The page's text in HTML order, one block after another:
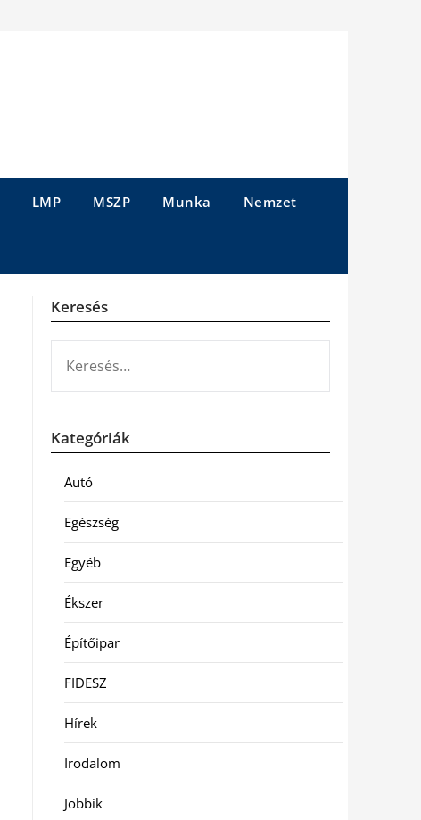
LMP MSZP Munka Nemzet
Keresés
Kategóriák
Autó
Egészség
Egyéb
Ékszer
Építőipar
FIDESZ
Hírek
Irodalom
Jobbik